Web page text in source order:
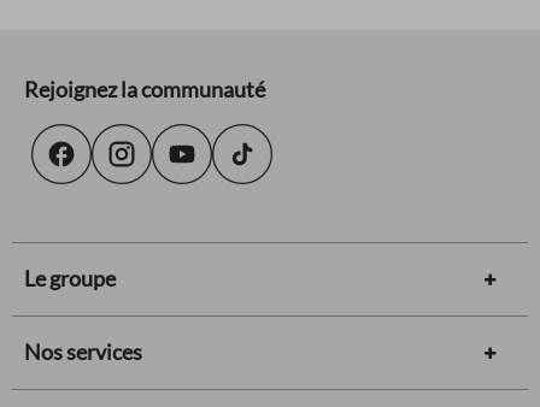
Rejoignez la communauté
Le groupe
Nos services